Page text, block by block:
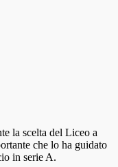
la scelta del Liceo a
che lo ha guidato
in serie A.